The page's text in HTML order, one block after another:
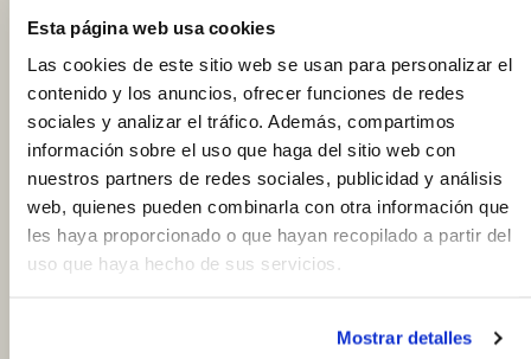
Esta página web usa cookies
Las cookies de este sitio web se usan para personalizar el
contenido y los anuncios, ofrecer funciones de redes
sociales y analizar el tráfico. Además, compartimos
información sobre el uso que haga del sitio web con
nuestros partners de redes sociales, publicidad y análisis
web, quienes pueden combinarla con otra información que
les haya proporcionado o que hayan recopilado a partir del
uso que haya hecho de sus servicios.
Mostrar detalles
info
Charcutería Tere
CerradoPróxima apertura: Sábado
schedule 08:00 a 14:00